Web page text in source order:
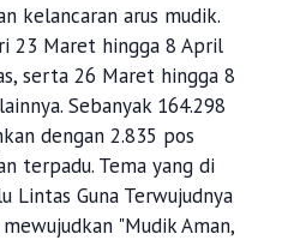
kelancaran arus mudik.
23 Maret hingga 8 April
serta 26 Maret hingga 8
Sebanyak 164.298
dengan 2.835 pos
terpadu. Tema yang di
Lintas Guna Terwujudnya
"Mudik Aman,